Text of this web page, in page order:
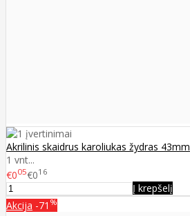
Akrilinis skaidrus karoliukas žydras 43mm
1 vnt...
€005€016
Į krepšelį
Akcija -71 %